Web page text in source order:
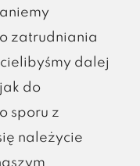
zatrudniania
dalej
do
sporu z
należycie